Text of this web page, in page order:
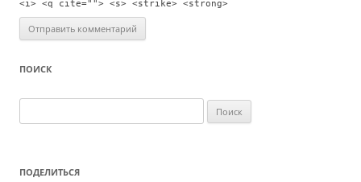
<i> <q cite=""> <s> <strike> <strong>
ПОИСК
ПОДЕЛИТЬСЯ